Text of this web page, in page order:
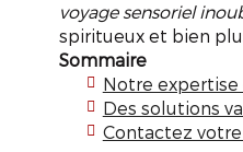
voyage sensoriel
spiritueux et bien
Sommaire
Notre expertise
Des solutions
Contactez